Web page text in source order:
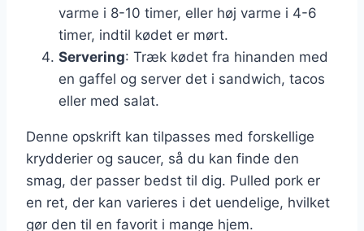
varme i 8-10 timer, eller høj varme i 4-6
timer, indtil kødet er mørt.
Servering: Træk kødet fra hinanden med
en gaffel og server det i sandwich, tacos
eller med salat.
Denne opskrift kan tilpasses med forskellige
krydderier og saucer, så du kan finde den
smag, der passer bedst til dig. Pulled pork er
en ret, der kan varieres i det uendelige, hvilket
gør den til en favorit i mange hjem.